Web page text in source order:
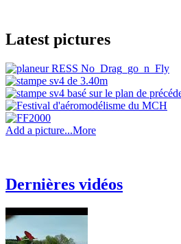
Latest pictures
Add a picture...More
Dernières vidéos